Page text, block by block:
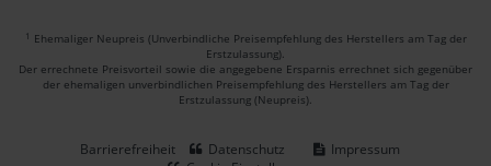
1 Ehemaliger Neupreis (Unverbindliche Preisempfehlung des Herstellers am Tag der
Erstzulassung).
Der errechnete Preisvorteil sowie die angegebene Ersparnis errechnet sich gegenüber
der ehemaligen unverbindlichen Preisempfehlung des Herstellers am Tag der
Erstzulassung (Neupreis).
Barrierefreiheit Datenschutz
Impressum